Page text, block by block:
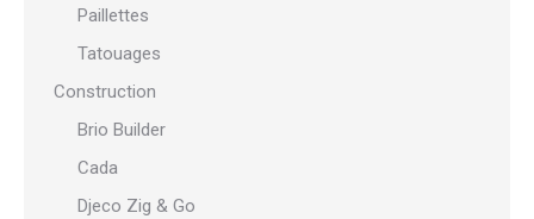
Paillettes
Tatouages
Construction
Brio Builder
Cada
Djeco Zig & Go